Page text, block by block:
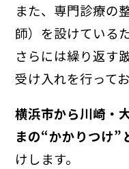
また、専門診療の
師）を設けている
さらには繰り返す
受け入れを行ってお
横浜市から川崎・
まの“かかりつけ”
けします。